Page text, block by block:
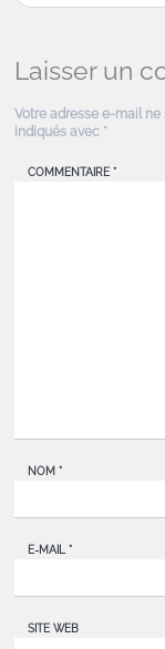
Laisser un
Votre adresse e-mail ne
indiqués avec *
COMMENTAIRE *
NOM *
E-MAIL *
SITE WEB